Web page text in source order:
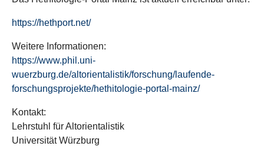
https://hethport.net/
Weitere Informationen:
https://www.phil.uni-
wuerzburg.de/altorientalistik/forschung/laufende-
forschungsprojekte/hethitologie-portal-mainz/
Kontakt:
Lehrstuhl für Altorientalistik
Universität Würzburg